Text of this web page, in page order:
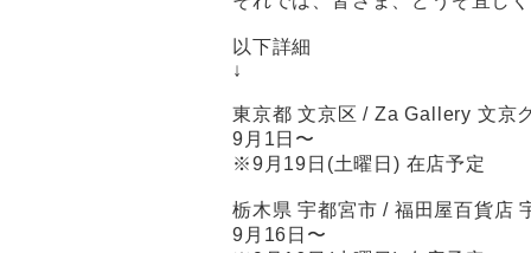
以下詳細
↓
東京都 文京区 / Za Gallery 文京
9月1日〜
※9月19日(土曜日) 在店予定
栃木県 宇都宮市 / 福田屋百貨店
9月16日〜